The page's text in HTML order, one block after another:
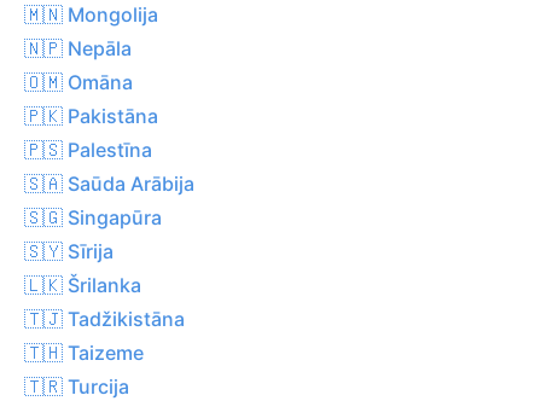
🇲🇳 Mongolija
🇳🇵 Nepāla
🇴🇲 Omāna
🇵🇰 Pakistāna
🇵🇸 Palestīna
🇸🇦 Saūda Arābija
🇸🇬 Singapūra
🇸🇾 Sīrija
🇱🇰 Šrilanka
🇹🇯 Tadžikistāna
🇹🇭 Taizeme
🇹🇷 Turcija